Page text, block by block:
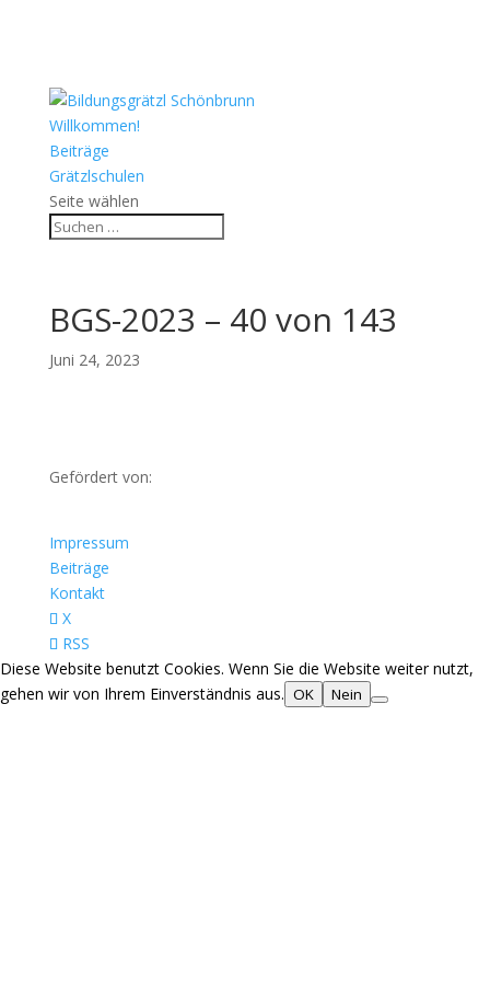
Willkommen!
Beiträge
Grätzlschulen
Seite wählen
BGS-2023 – 40 von 143
Juni 24, 2023
Gefördert von:
Impressum
Beiträge
Kontakt
X
RSS
Diese Website benutzt Cookies. Wenn Sie die Website weiter nutzt,
gehen wir von Ihrem Einverständnis aus. OK Nein